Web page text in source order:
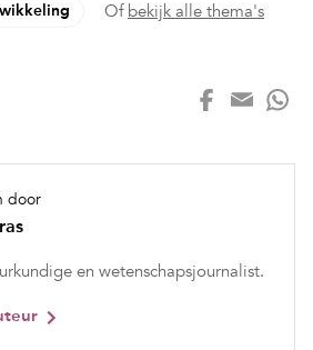
Of bekijk alle thema's
door
en wetenschapsjournalist.